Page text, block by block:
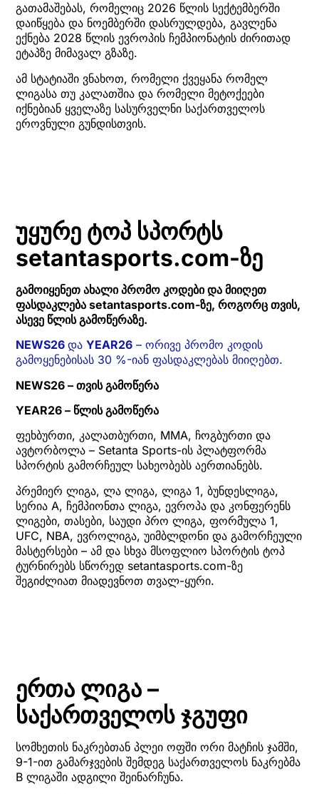
გათამაშებას, რომელიც 2026 წლის სექტემბერში
დაიწყება და ნოემბერში დასრულდება, გავლენა
ექნება 2028 წლის ევროპის ჩემპიონატის ძირითად
ეტაპზე მიმავალ გზაზე.
ამ სტატიაში ვნახოთ, რომელი ქვეყანა რომელ
ლიგასა თუ კალათშია და რომელი მეტოქეები
იქნებიან ყველაზე სასურველნი საქართველოს
ეროვნული გუნდისთვის.
უყურე ტოპ სპორტს
setantasports.com-ზე
გამოიყენეთ ახალი პრომო კოდები და მიიღეთ
ფასდაკლება setantasports.com-ზე, როგორც თვის,
ასევე წლის გამოწერაზე.
NEWS26 და YEAR26 – ორივე პრომო კოდის
გამოყენებისას 30 %-იან ფასდაკლებას მიიღებთ.
NEWS26 – თვის გამოწერა
YEAR26 – წლის გამოწერა
ფეხბურთი, კალათბურთი, MMA, ჩოგბურთი და
ავტორბოლა – Setanta Sports-ის პლატფორმა
სპორტის გამორჩეულ სახეობებს აერთიანებს.
პრემიერ ლიგა, ლა ლიგა, ლიგა 1, ბუნდესლიგა,
სერია A, ჩემპიონთა ლიგა, ევროპა და კონფერენს
ლიგები, თასები, საუდი პრო ლიგა, ფორმულა 1,
UFC, NBA, ევროლიგა, უიმბლდონი და გამორჩეული
მასტერსები – ამ და სხვა მსოფლიო სპორტის ტოპ
ტურნირებს სწორედ setantasports.com-ზე
შეგიძლიათ მიადევნოთ თვალ-ყური.
ერთა ლიგა –
საქართველოს ჯგუფი
სომხეთის ნაკრებთან პლეი ოფში ორი მატჩის ჯამში,
9-1-ით გამარჯვების შემდეგ საქართველოს ნაკრებმა
B ლიგაში ადგილი შეინარჩუნა.